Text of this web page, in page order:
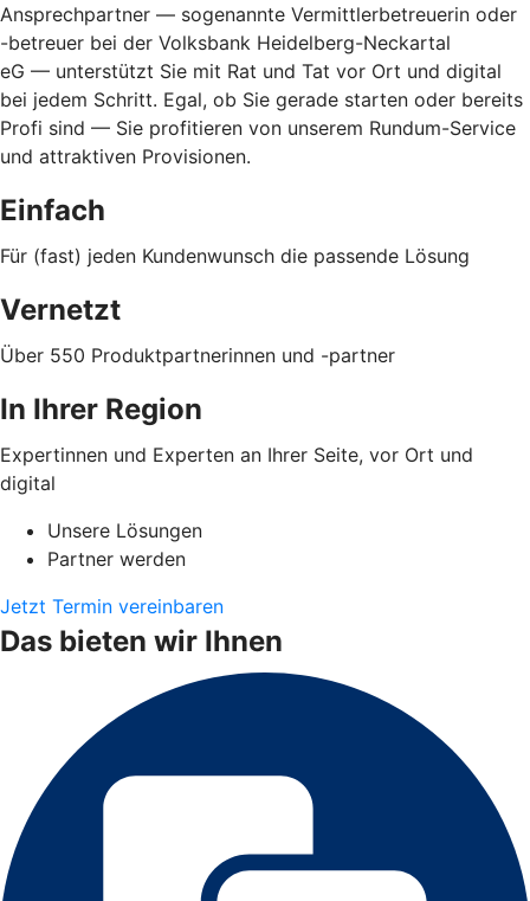
Ansprechpartner — sogenannte Vermittlerbetreuerin oder
-betreuer bei der Volksbank Heidelberg-Neckartal
eG — unterstützt Sie mit Rat und Tat vor Ort und digital
bei jedem Schritt. Egal, ob Sie gerade starten oder bereits
Profi sind — Sie profitieren von unserem Rundum-Service
und attraktiven Provisionen.
Einfach
Für (fast) jeden Kundenwunsch die passende Lösung
Vernetzt
Über 550 Produktpartnerinnen und -partner
In Ihrer Region
Expertinnen und Experten an Ihrer Seite, vor Ort und
digital
Unsere Lösungen
Partner werden
Jetzt Termin vereinbaren
Das bieten wir Ihnen